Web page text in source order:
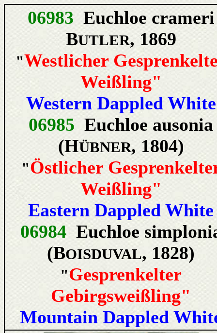
06983 Euchloe crameri
BUTLER, 1869
"Westlicher
Weißling"
Western Dappled White
06985 Euchloe ausonia
(HÜBNER, 1804)
"Östlicher
Weißling"
Eastern Dappled White
06984 Euchloe
(BOISDUVAL, 1828)
"Gesprenkelter
Gebirgsweißling"
Mountain Dappled